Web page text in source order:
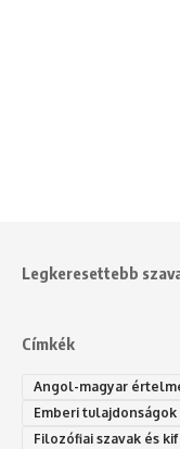
Legkeresettebb
Címkék
Angol-magyar
Emberi tulajdonságok
Filozófiai szavak és